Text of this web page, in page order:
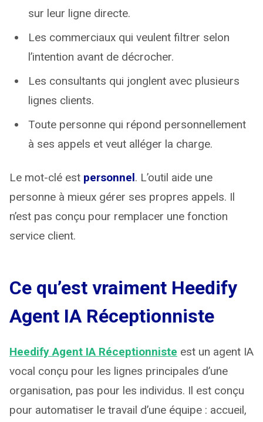
sur leur ligne directe.
Les commerciaux qui veulent filtrer selon
l’intention avant de décrocher.
Les consultants qui jonglent avec plusieurs
lignes clients.
Toute personne qui répond personnellement
à ses appels et veut alléger la charge.
Le mot-clé est personnel. L’outil aide une
personne à mieux gérer ses propres appels. Il
n’est pas conçu pour remplacer une fonction
service client.
Ce qu’est vraiment Heedify
Agent IA Réceptionniste
Heedify Agent IA Réceptionniste est un agent IA
vocal conçu pour les lignes principales d’une
organisation, pas pour les individus. Il est conçu
pour automatiser le travail d’une équipe : accueil,